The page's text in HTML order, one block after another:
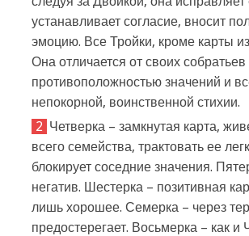
устанавливает согласие, вносит
эмоцию. Все Тройки, кроме карты
Она отличается от своих
противоположностью значений и
непокорной, воинственной стихии.
Четверка – замкнутая карта,
всего семейства, трактовать ее
блокирует соседние значения.
негатив. Шестерка – позитивная
лишь хорошее. Семерка – через
предостерегает. Восьмерка – как и